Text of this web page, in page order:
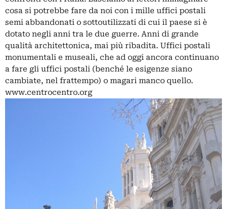
cosa si potrebbe fare da noi con i mille uffici postali
semi abbandonati o sottoutilizzati di cui il paese si è
dotato negli anni tra le due guerre. Anni di grande
qualità architettonica, mai più ribadita. Uffici postali
monumentali e museali, che ad oggi ancora continuano
a fare gli uffici postali (benché le esigenze siano
cambiate, nel frattempo) o magari manco quello.
www.centrocentro.org